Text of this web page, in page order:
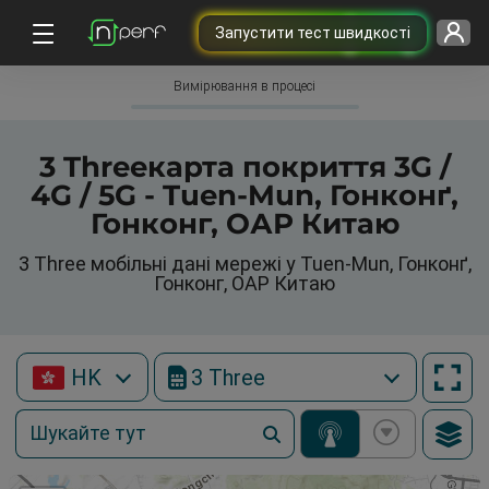
Запустити тест швидкості
Вимірювання в процесі
3 Threeкарта покриття 3G /
4G / 5G - Tuen-Mun, Гонконґ,
Гонконг, ОАР Китаю
3 Three мобільні дані мережі у Tuen-Mun, Гонконґ,
Гонконг, ОАР Китаю
HK 3 Three